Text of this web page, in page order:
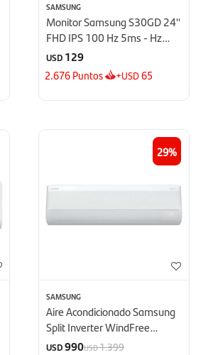
SAMSUNG
Monitor Samsung S30GD 24''
FHD IPS 100 Hz 5ms - Hz
5ms
USD 129
2.676Puntos +USD65
29
SAMSUNG
Aire Acondicionado Samsung
Split Inverter WindFree
12000 BTU - BTU
USD990USD1.399